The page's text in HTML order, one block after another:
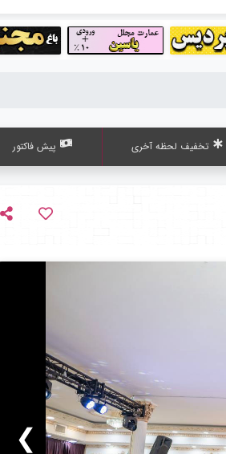
تخفیف لحظه آخری پیش فاکتور
❯